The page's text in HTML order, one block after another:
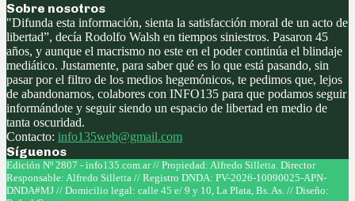
Sobre nosotros
"Difunda esta información, sienta la satisfacción moral de un acto de
libertad”, decía Rodolfo Walsh en tiempos siniestros. Pasaron 45
años, y aunque el macrismo no este en el poder continúa el blindaje
mediático. Justamente, para saber qué es lo que está pasando, sin
pasar por el filtro de los medios hegemónicos, te pedimos que, lejos
de abandonarnos, colabores con INFO135 para que podamos seguir
informándote y seguir siendo un espacio de libertad en medio de
tanta oscuridad.
Contacto: info135web@gmail.com
Síguenos
Facebook
Twitter
Instagram
Youtube
Edición Nº 2807 - info135.com.ar // Propiedad: Alfredo Silletta. Director
Responsable: Alfredo Silletta // Registro DNDA: PV-2026-10090025-APN-
DNDA#MJ // Domicilio legal: calle 45 e/ 9 y 10, La Plata, Bs. As. // Diseño: